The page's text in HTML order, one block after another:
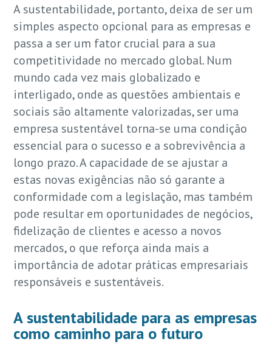
A sustentabilidade, portanto, deixa de ser um
simples aspecto opcional para as empresas e
passa a ser um fator crucial para a sua
competitividade no mercado global. Num
mundo cada vez mais globalizado e
interligado, onde as questões ambientais e
sociais são altamente valorizadas, ser uma
empresa sustentável torna-se uma condição
essencial para o sucesso e a sobrevivência a
longo prazo. A capacidade de se ajustar a
estas novas exigências não só garante a
conformidade com a legislação, mas também
pode resultar em oportunidades de negócios,
fidelização de clientes e acesso a novos
mercados, o que reforça ainda mais a
importância de adotar práticas empresariais
responsáveis e sustentáveis.
A sustentabilidade para as empresas
como caminho para o futuro